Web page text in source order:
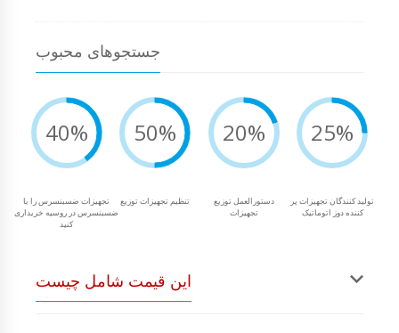
جستجوهای محبوب
40%
تجهیزات ضسبنسرس را با
ضسبنسرس در روسیه خریداری
کنید
50%
تنظیم تجهیزات توزیع
20%
دستورالعمل توزیع
تجهیزات
25%
تولید کنندگان تجهیزات پر
کننده دوز اتوماتیک
این قیمت شامل چیست